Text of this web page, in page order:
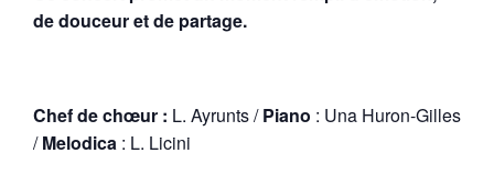
de douceur et de partage.
Chef de chœur : L. Ayrunts /Piano : Una Huron-Gilles
/Melodica : L. Licini